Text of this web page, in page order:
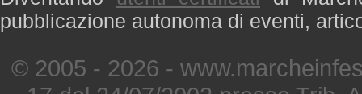
pubblicazione autonoma di eventi,
© 2005 - 2026 -